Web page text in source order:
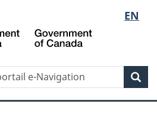
la
langue
EN
of